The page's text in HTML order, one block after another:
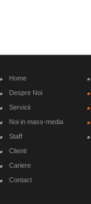
Home
Despre Noi
Servicii
Noi in mass-media
Staff
Clienti
Cariere
Contact